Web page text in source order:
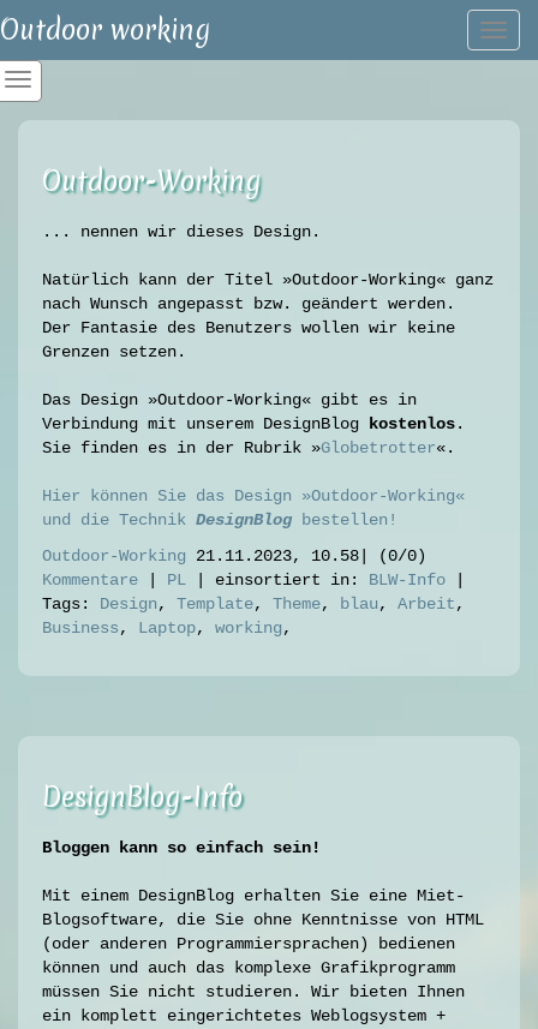
Outdoor working
Outdoor-Working
... nennen wir dieses Design.
Natürlich kann der Titel »Outdoor-Working« ganz
nach Wunsch angepasst bzw. geändert werden.
Der Fantasie des Benutzers wollen wir keine
Grenzen setzen.
Das Design »Outdoor-Working« gibt es in
Verbindung mit unserem DesignBlog
kostenlos.
Sie finden es in der Rubrik »Globetrotter«.
Hier können Sie das Design »Outdoor-Working«
und die Technik DesignBlog bestellen!
Outdoor-Working
21.11.2023, 10.58
(0/0)
Kommentare
PL einsortiert in: BLW-Info
Tags:
Design, Template, Theme, blau, Arbeit,
Business, Laptop, working,
DesignBlog-Info
Bloggen kann so einfach sein!
Mit einem DesignBlog erhalten Sie eine Miet-
Blogsoftware, die Sie ohne Kenntnisse von HTML
(oder anderen Programmiersprachen) bedienen
können und auch das komplexe Grafikprogramm
müssen Sie nicht studieren. Wir bieten Ihnen
ein komplett eingerichtetes Weblogsystem +